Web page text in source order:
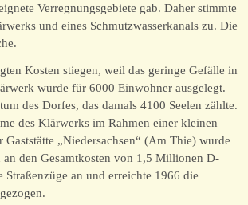
Verregnungsgebiete gab. Daher stimmte
und eines Schmutzwasserkanals zu. Die
Kosten stiegen, weil das geringe Gefälle in
wurde für 6000 Einwohner ausgelegt.
des Dorfes, das damals 4100 Seelen zählte.
des Klärwerks im Rahmen einer kleinen
„Niedersachsen“ (Am Thie) wurde
den Gesamtkosten von 1,5 Millionen D-
an und erreichte 1966 die